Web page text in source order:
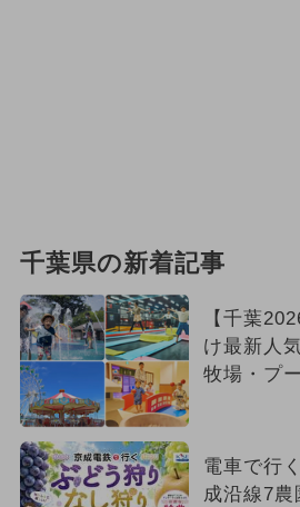
千葉県の新着記事
【千葉
け最新人
牧場・プ
電車で行
成沿線7農